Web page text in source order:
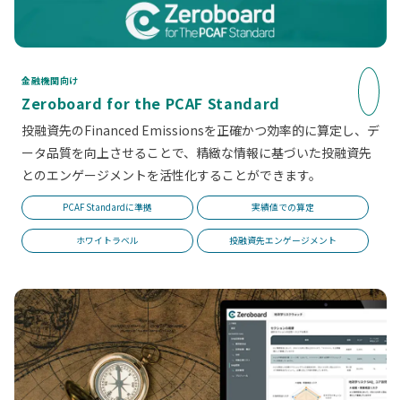
金融機関向け
Zeroboard for the PCAF Standard
投融資先のFinanced Emissionsを正確かつ効率的に算定し、デ
ータ品質を向上させることで、精緻な情報に基づいた投融資先
とのエンゲージメントを活性化することができます。
PCAF Standardに準拠 実績値での算定
ホワイトラベル 投融資先エンゲージメント